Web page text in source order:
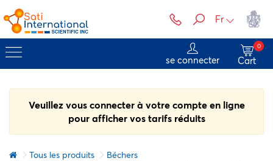
Fr
se connecter Cart
0
Veuillez vous connecter à votre compte en ligne
pour afficher vos tarifs réduits
Tous les produits
Béchers